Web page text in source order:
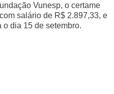
Vunesp, o certame
salário de R$ 2.897,33, e
o dia 15 de setembro.